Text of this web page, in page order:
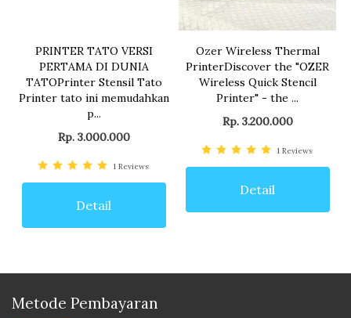
PRINTER TATO VERSI
PERTAMA DI DUNIA
TATOPrinter Stensil Tato
Printer tato ini memudahkan
p...
Rp. 3.000.000
1 Reviews
Detail
Ozer Wireless Thermal
PrinterDiscover the "OZER
Wireless Quick Stencil
Printer" - the ...
Rp. 3.200.000
1 Reviews
Detail
Metode Pembayaran